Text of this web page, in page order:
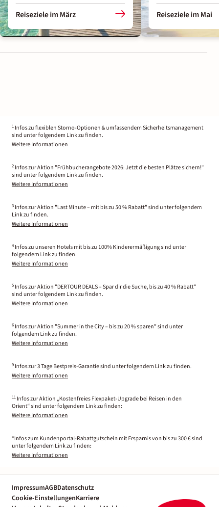
Reiseziele im März Reiseziele im Mai
1 Infos zu flexiblen Storno-Optionen & umfassendem Sicherheitsmanagement
sind unter folgendem Link zu finden.
Weitere Informationen
2 Infos zur Aktion "Frühbucherangebote 2026: Jetzt die besten Plätze sichern!"
sind unter folgendem Link zu finden.
Weitere Informationen
3 Infos zur Aktion "Last Minute – mit bis zu 50 % Rabatt" sind unter folgendem
Link zu finden.
Weitere Informationen
4 Infos zu unseren Hotels mit bis zu 100% Kinderermäßigung sind unter
folgendem Link zu finden.
Weitere Informationen
5 Infos zur Aktion "DERTOUR DEALS – Spar dir die Suche, bis zu 40 % Rabatt"
sind unter folgendem Link zu finden.
Weitere Informationen
6 Infos zur Aktion "Summer in the City – bis zu 20 % sparen" sind unter
folgendem Link zu finden.
Weitere Informationen
9 Infos zur 3 Tage Bestpreis-Garantie sind unter folgendem Link zu finden.
Weitere Informationen
11 Infos zur Aktion „Kostenfreies Flexpaket-Upgrade bei Reisen in den
Orient“ sind unter folgendem Link zu finden:
Weitere Informationen
*Infos zum Kundenportal-Rabattgutschein mit Ersparnis von bis zu 300 € sind
unter folgendem Link zu finden:
Weitere Informationen
ImpressumAGBDatenschutz
Cookie-EinstellungenKarriere